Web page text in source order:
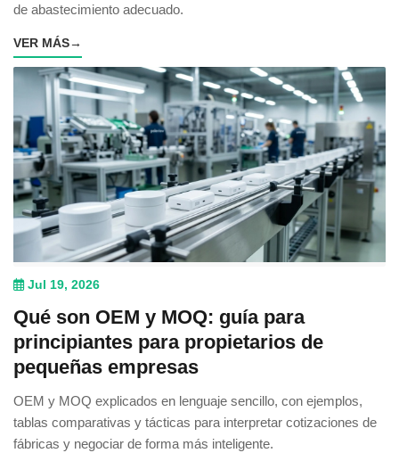
de abastecimiento adecuado.
VER MÁS→
Jul 19, 2026
Qué son OEM y MOQ: guía para
principiantes para propietarios de
pequeñas empresas
OEM y MOQ explicados en lenguaje sencillo, con ejemplos,
tablas comparativas y tácticas para interpretar cotizaciones de
fábricas y negociar de forma más inteligente.